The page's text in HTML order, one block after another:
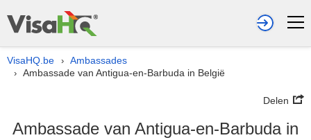
VisaHQ.be › Ambassades
› Ambassade van Antigua-en-Barbuda in België
Delen
Ambassade van Antigua-en-Barbuda in